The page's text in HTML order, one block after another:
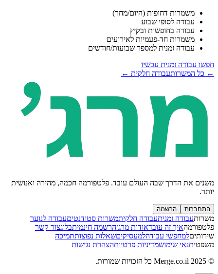
משמרות דחופות (היום/מחר)
עבודה לסופי שבוע
עבודה בחופשות ובקיץ
משמרות חד-פעמיות לאירועים
עבודה זמנית למספר שבועות/חודשים
חפשו עבודה זמנית עכשיו
← כל המשרותעבודה חלקית ←
משנים את הדרך שבה העולם עובד. פלטפורמה חכמה, מהירה ואנושית
יותר.
התחברות הרשמה
משרותעבודה זמניתעבודה חלקיתמשרות סטודנטיםעבודה לנוער
פלטפורמהאיך זה עובדאודות מרג׳הרשמה חינמיתבלוגצור קשר
שירותיםלמחפשי עבודהלמעסיקיםשאלות נפוצותתמיכה
משפטיתנאי שימושמדיניות פרטיותהצהרת נגישות
© 2025 Merge.co.il כל הזכויות שמורות.